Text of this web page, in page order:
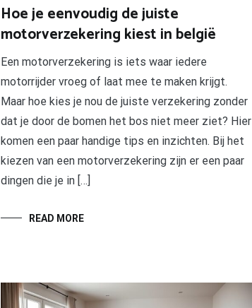
Hoe je eenvoudig de juiste
motorverzekering kiest in belgië
Een motorverzekering is iets waar iedere
motorrijder vroeg of laat mee te maken krijgt.
Maar hoe kies je nou de juiste verzekering zonder
dat je door de bomen het bos niet meer ziet? Hier
komen een paar handige tips en inzichten. Bij het
kiezen van een motorverzekering zijn er een paar
dingen die je in […]
READ MORE